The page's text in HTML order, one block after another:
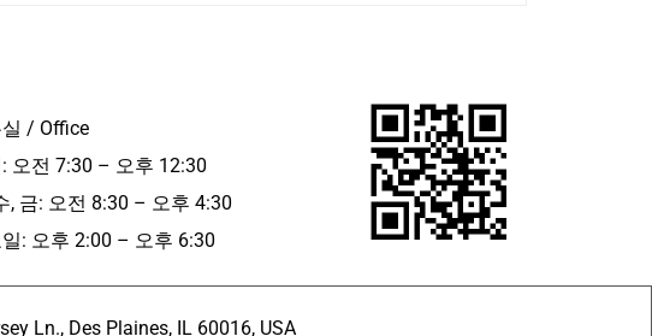
/ Office
오전 7:30 – 오후 12:30
, 금: 오전 8:30 – 오후 4:30
일: 오후 2:00 – 오후 6:30
Ln., Des Plaines, IL 60016, USA